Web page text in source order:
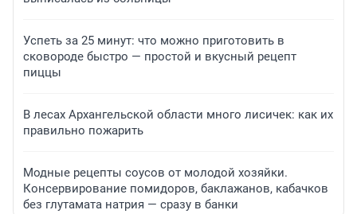
Успеть за 25 минут: что можно приготовить в
сковороде быстро — простой и вкусный рецепт
пиццы
В лесах Архангельской области много лисичек: как их
правильно пожарить
Модные рецепты соусов от молодой хозяйки.
Консервирование помидоров, баклажанов, кабачков
без глутамата натрия — сразу в банки